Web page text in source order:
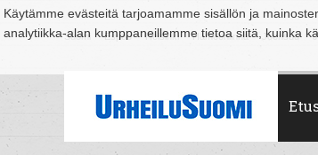
Käytämme evästeitä tarjoamamme sisällön ja
analytiikka-alan kumppaneillemme tietoa siitä, kuinka
Suomi Espoo Helsinki Hämeenlinna Joensuu